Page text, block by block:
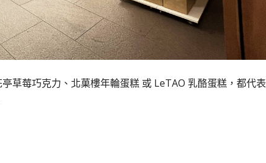
草莓巧克力、北菓樓年輪蛋糕 或 LeTAO 乳酪蛋糕，都代表